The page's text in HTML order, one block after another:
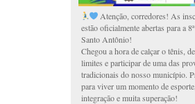
Atenção, corredores! As
estão oficialmente abertas para a
Santo Antônio!
Chegou a hora de calçar o tênis,
limites e participar de uma das
tradicionais do nosso município.
para viver um momento de
integração e muita superação!